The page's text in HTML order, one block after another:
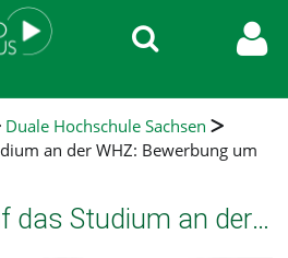
Duale Hochschule Sachsen
an der WHZ: Bewerbung um
Vorbereitung auf das Studium an der WHZ: Bewerbung um Studentenjob